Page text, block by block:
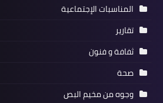
ابو العردات على رأس وفد
يعزّي بالعقيد مصطفى
المناسبات الإجتماعية
تقارير
ثفافة و فنون
صحة
وجوه من مخيم البص